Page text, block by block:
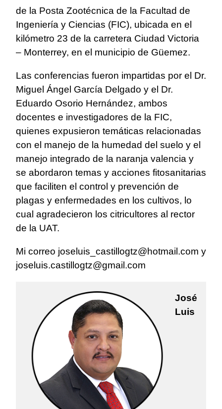
de la Posta Zootécnica de la Facultad de
Ingeniería y Ciencias (FIC), ubicada en el
kilómetro 23 de la carretera Ciudad Victoria
– Monterrey, en el municipio de Güemez.
Las conferencias fueron impartidas por el Dr.
Miguel Ángel García Delgado y el Dr.
Eduardo Osorio Hernández, ambos
docentes e investigadores de la FIC,
quienes expusieron temáticas relacionadas
con el manejo de la humedad del suelo y el
manejo integrado de la naranja valencia y
se abordaron temas y acciones fitosanitarias
que faciliten el control y prevención de
plagas y enfermedades en los cultivos, lo
cual agradecieron los citricultores al rector
de la UAT.
Mi correo joseluis_castillogtz@hotmail.com y
joseluis.castillogtz@gmail.com
José
Luis